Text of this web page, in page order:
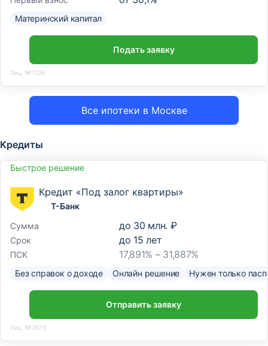
Все ипотеки в Москве
Материнский капитал
Подать заявку
Лиц. №1326
Кредиты
Быстрое решение
Кредит «Под залог квартиры»
Т-Банк
Сумма
до 30 млн. ₽
Срок до 15 лет
ПСК 17,891% – 31,887%
Без справок о доходе Онлайн решение Нужен только
Отправить заявку
Лиц. №2673